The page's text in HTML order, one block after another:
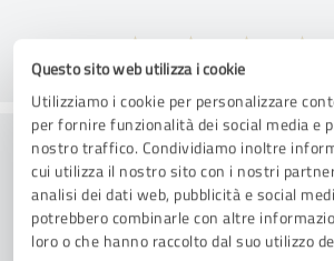
Questo sito web utilizza i cookie
Utilizziamo i cookie per personalizzare
per fornire funzionalità dei social media e
nostro traffico. Condividiamo inoltre
cui utilizza il nostro sito con i nostri
analisi dei dati web, pubblicità e social
potrebbero combinarle con altre
loro o che hanno raccolto dal suo utilizzo
Consulenza